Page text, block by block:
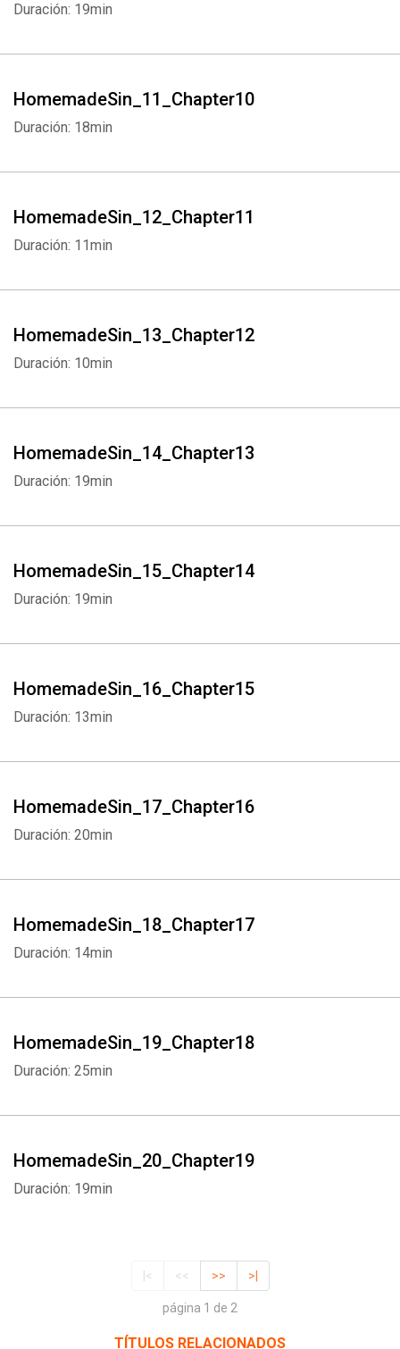
Duración: 19min
HomemadeSin_11_Chapter10
Duración: 18min
HomemadeSin_12_Chapter11
Duración: 11min
HomemadeSin_13_Chapter12
Duración: 10min
HomemadeSin_14_Chapter13
Duración: 19min
HomemadeSin_15_Chapter14
Duración: 19min
HomemadeSin_16_Chapter15
Duración: 13min
HomemadeSin_17_Chapter16
Duración: 20min
HomemadeSin_18_Chapter17
Duración: 14min
HomemadeSin_19_Chapter18
Duración: 25min
HomemadeSin_20_Chapter19
Duración: 19min
|< << >> >|
página 1 de 2
TÍTULOS RELACIONADOS
Whatsapp